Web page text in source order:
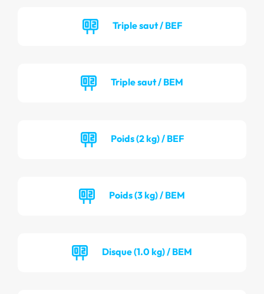
Triple saut / BEF
Triple saut / BEM
Poids (2 kg) / BEF
Poids (3 kg) / BEM
Disque (1.0 kg) / BEM